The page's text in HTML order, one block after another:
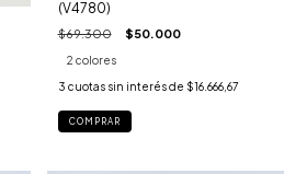
(V4780)
$69.300 $50.000
2 colores
3 cuotas sin interés de $16.666,67
COMPRAR